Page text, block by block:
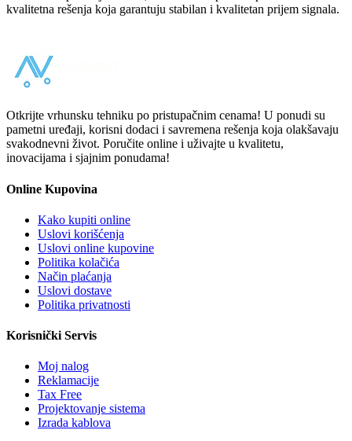
kvalitetna rešenja koja garantuju stabilan i kvalitetan prijem signala.
Otkrijte vrhunsku tehniku po pristupačnim cenama! U ponudi su
pametni uređaji, korisni dodaci i savremena rešenja koja olakšavaju
svakodnevni život. Poručite online i uživajte u kvalitetu,
inovacijama i sjajnim ponudama!
Online Kupovina
Kako kupiti online
Uslovi korišćenja
Uslovi online kupovine
Politika kolačića
Način plaćanja
Uslovi dostave
Politika privatnosti
Korisnički Servis
Moj nalog
Reklamacije
Tax Free
Projektovanje sistema
Izrada kablova